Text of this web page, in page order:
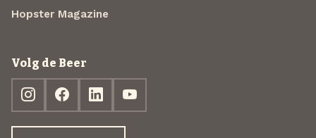
Hopster Magazine
Volg de Beer